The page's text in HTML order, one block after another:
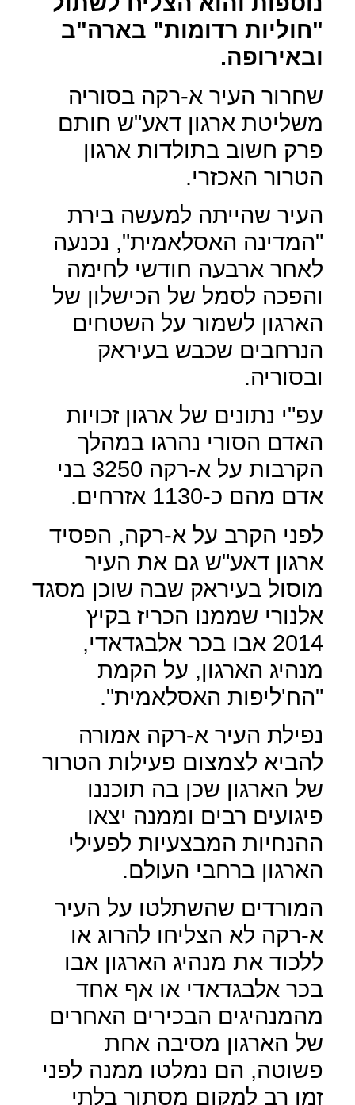
"חוליות רדומות" בארה"ב
ובאירופה.
שחרור העיר א-רקה בסוריה
משליטת ארגון דאע"ש חותם
פרק חשוב בתולדות ארגון
הטרור האכזרי.
העיר שהייתה למעשה בירת
"המדינה האסלאמית", נכנעה
לאחר ארבעה חודשי לחימה
והפכה לסמל של הכישלון של
הארגון לשמור על השטחים
הנרחבים שכבש בעיראק
ובסוריה.
עפ"י נתונים של ארגון זכויות
האדם הסורי נהרגו במהלך
הקרבות על א-רקה 3250 בני
אדם מהם כ-1130 אזרחים.
לפני הקרב על א-רקה, הפסיד
ארגון דאע"ש גם את העיר
מוסול בעיראק שבה שוכן מסגד
אלנורי שממנו הכריז בקיץ
2014 אבו בכר אלבגדאדי,
מנהיג הארגון, על הקמת
"הח'ליפות האסלאמית".
נפילת העיר א-רקה אמורה
להביא לצמצום פעילות הטרור
של הארגון שכן בה תוכננו
פיגועים רבים וממנה יצאו
ההנחיות המבצעיות לפעילי
הארגון ברחבי העולם.
המורדים שהשתלטו על העיר
א-רקה לא הצליחו להרוג או
ללכוד את מנהיג הארגון אבו
בכר אלבגדאדי או אף אחד
מהמנהיגים הבכירים האחרים
של הארגון מסיבה אחת
פשוטה, הם נמלטו ממנה לפני
זמן רב למקום מסתור בלתי